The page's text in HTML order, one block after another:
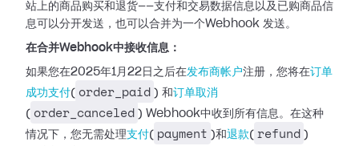
站上的商品购买和退货——支付和交易数据信息以及已购商品信
息可以分开发送，也可以合并为一个Webhook 发送。
在合并Webhook中接收信息：
如果您在2025年1月22日之后在发布商帐户注册，您将在订单
成功支付( order_paid ) 和订单取消
( order_canceled ) Webhook中收到所有信息。在这种
情况下，您无需处理支付( payment )和退款( refund )